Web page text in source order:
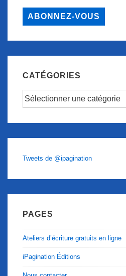
ABONNEZ-VOUS
CATÉGORIES
Catégories
Tweets de @ipagination
PAGES
Ateliers d’écriture gratuits en ligne
iPagination Éditions